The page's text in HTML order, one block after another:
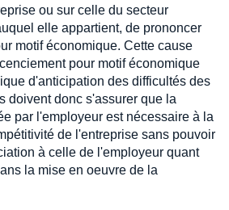
ou sur celle du secteur
elle appartient, de prononcer
motif économique. Cette cause
pour motif économique
d'anticipation des difficultés des
doivent donc s'assurer que la
par l'employeur est nécessaire à la
de l'entreprise sans pouvoir
à celle de l'employeur quant
la mise en oeuvre de la